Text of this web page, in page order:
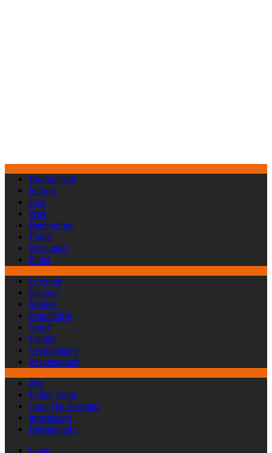
Deutschland
Europa
USA
Welt
Nachrichten
Politik
Wirtschaft
Kultur
Lifestyle
Glauben
Medien
Geschichte
Sport
Familie
Verteidigung
Wissenschaft
Abo
Früher Vogel
Über The Germanz
Impressum
Datenschutz